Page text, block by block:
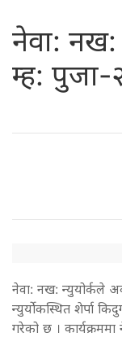
नेवा: नख:
म्ह: पुजा-
नेवा: नख: न्युयोर्कले
न्युर्योकस्थित शेर्पा
गरेको छ ।